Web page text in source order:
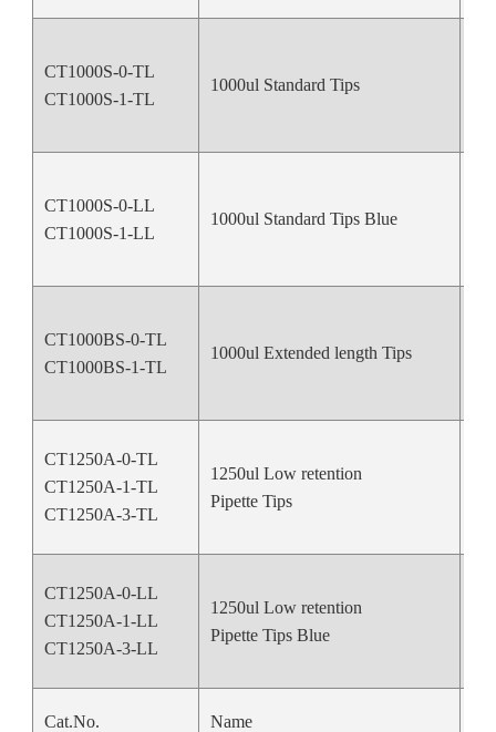
CT1000S-0-TL
CT1000S-1-TL
1000ul Standard Tips
CT1000S-0-LL
CT1000S-1-LL
1000ul Standard Tips Blue
CT1000BS-0-TL
CT1000BS-1-TL
1000ul Extended length Tips
CT1250A-0-TL
CT1250A-1-TL
CT1250A-3-TL
1250ul Low retention
Pipette Tips
CT1250A-0-LL
CT1250A-1-LL
CT1250A-3-LL
1250ul Low retention
Pipette Tips Blue
Cat.No. Name